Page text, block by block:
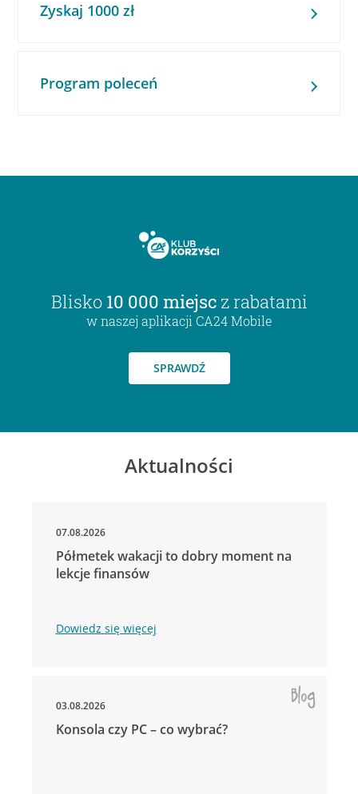
Zyskaj 1000 zł
Program poleceń
Blisko 10 000 miejsc z rabatami
w naszej aplikacji CA24 Mobile
SPRAWDŹ
Aktualności
07.08.2026
Półmetek wakacji to dobry moment na
lekcje finansów
Dowiedz się więcej
03.08.2026
Konsola czy PC – co wybrać?